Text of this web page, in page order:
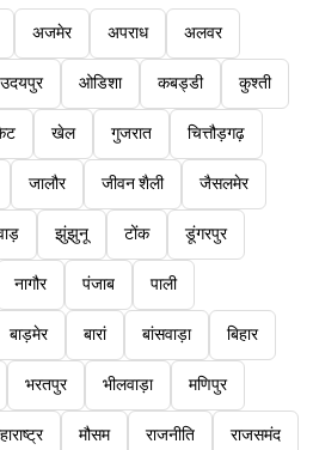
अजमेर अपराध अलवर
उदयपुर ओडिशा कबड्डी कुश्ती
खेल गुजरात चित्तौड़गढ़
जालौर जीवन शैली जैसलमेर
झुंझुनू टोंक डूंगरपुर
नागौर पंजाब पाली
बाड़मेर बारां बांसवाड़ा बिहार
भरतपुर भीलवाड़ा मणिपुर
मौसम राजनीति राजसमंद